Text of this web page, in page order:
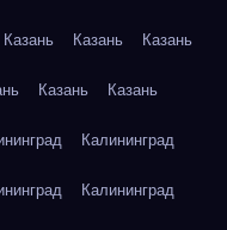
Казань Казань Казань
Казань Казань
Калининград
Калининград